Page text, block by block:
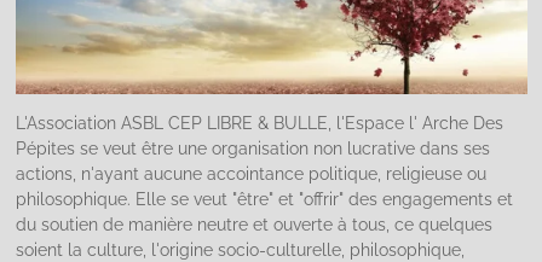
L'Association ASBL CEP LIBRE & BULLE, l'Espace l' Arche Des
Pépites se veut être une organisation non lucrative dans ses
actions, n'ayant aucune accointance politique, religieuse ou
philosophique. Elle se veut "être" et "offrir" des engagements et
du soutien de manière neutre et ouverte à tous, ce quelques
soient la culture, l'origine socio-culturelle, philosophique,